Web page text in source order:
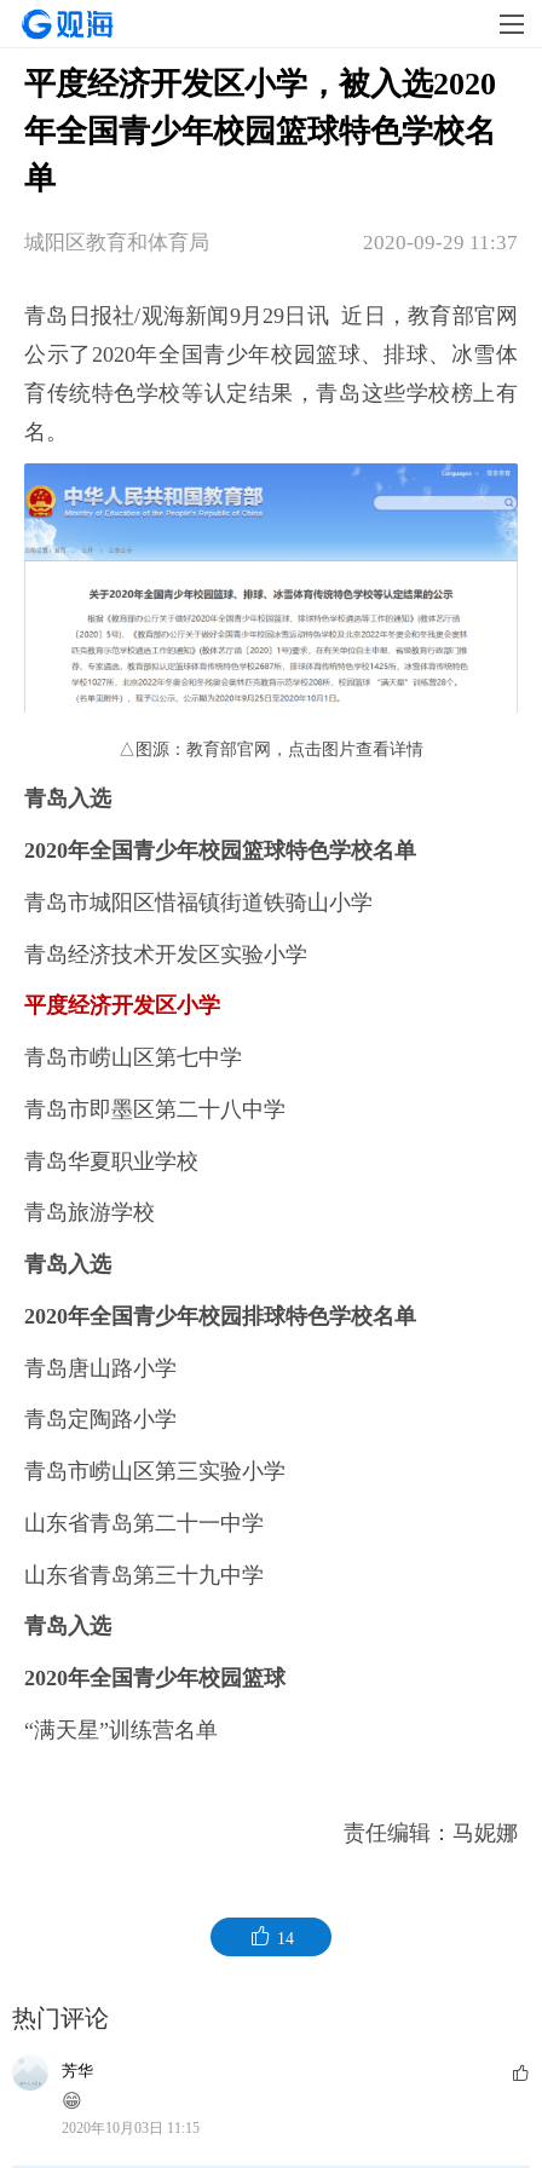
平度经济开发区小学，被入选2020
年全国青少年校园篮球特色学校名
单
2020-09-29 11:37
城阳区教育和体育局
青岛日报社/观海新闻9月29日讯 近日，教育部官网
公示了2020年全国青少年校园篮球、排球、冰雪体
育传统特色学校等认定结果，青岛这些学校榜上有
名。
△图源：教育部官网，点击图片查看详情
青岛入选
2020年全国青少年校园篮球特色学校名单
青岛市城阳区惜福镇街道铁骑山小学
青岛经济技术开发区实验小学
平度经济开发区小学
青岛市崂山区第七中学
青岛市即墨区第二十八中学
青岛华夏职业学校
青岛旅游学校
青岛入选
2020年全国青少年校园排球特色学校名单
青岛唐山路小学
青岛定陶路小学
青岛市崂山区第三实验小学
山东省青岛第二十一中学
山东省青岛第三十九中学
青岛入选
2020年全国青少年校园篮球
“满天星”训练营名单
责任编辑：马妮娜
14
热门评论
芳华
😁
2020年10月03日 11:15